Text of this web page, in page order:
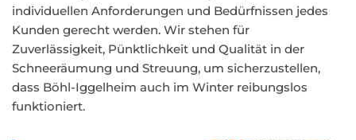
individuellen Anforderungen und Bedürfnissen jedes
Kunden gerecht werden. Wir stehen für
Zuverlässigkeit, Pünktlichkeit und Qualität in der
Schneeräumung und Streuung, um sicherzustellen,
dass Böhl-Iggelheim auch im Winter reibungslos
funktioniert.